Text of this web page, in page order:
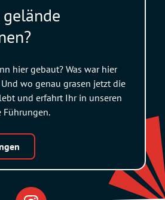
hier gebaut? Was war hier
wo genau grasen jetzt die
und erfahrt Ihr in unseren
Führungen.